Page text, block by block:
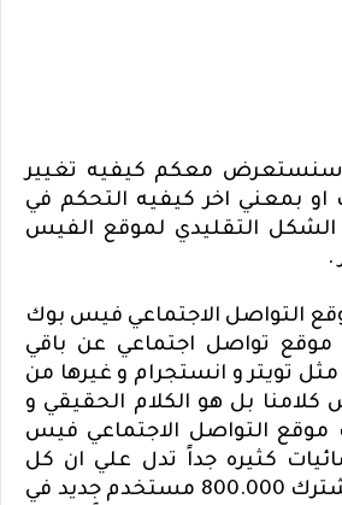
سنستعرض معكم كيفيه تغيير
بمعني اخر كيفيه التحكم في
الشكل التقليدي لموقع الفيس
.
التواصل الاجتماعي فيس بوك
تواصل اجتماعي عن باقي
تويتر و انستجرام و غيرها من
كلامنا بل هو الكلام الحقيقي و
موقع التواصل الاجتماعي فيس
كثيره جداً تدل علي ان كل
ساعه تمر علينا يشترك 800.000 مستخدم جديد في